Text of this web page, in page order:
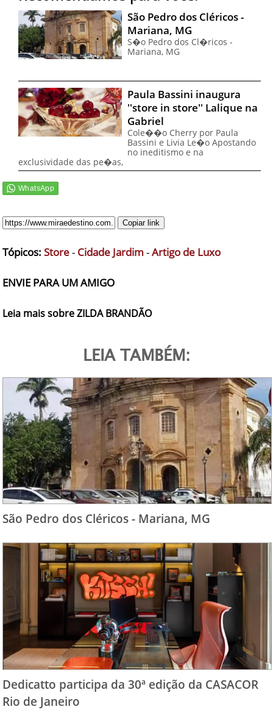
São Pedro dos Cléricos -
Mariana, MG
S�o Pedro dos Cl�ricos -
Mariana, MG
Paula Bassini inaugura
''store in store'' Lalique na
Gabriel
Cole��o Cherry por Paula
Bassini e Livia Le�o Apostando
no ineditismo e na
exclusividade das pe�as,
Copiar link
Tópicos: Store- Cidade Jardim-Artigo de Luxo
ENVIE PARA UM AMIGO
Leia mais sobre ZILDA BRANDÃO
LEIA TAMBÉM:
São Pedro dos Cléricos - Mariana, MG
Dedicatto participa da 30ª edição da CASACOR
Rio de Janeiro